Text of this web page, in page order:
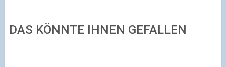
DAS KÖNNTE IHNEN GEFALLEN